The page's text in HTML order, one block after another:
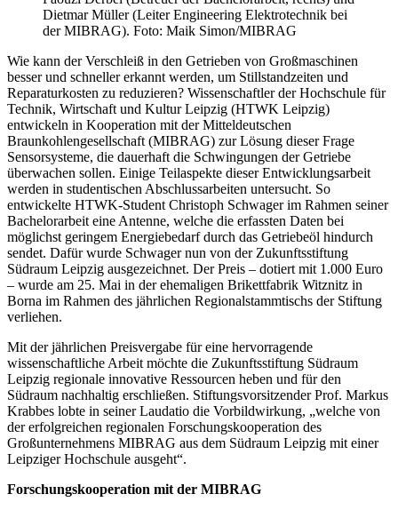
Dietmar Müller (Leiter Engineering Elektrotechnik bei
der MIBRAG). Foto: Maik Simon/MIBRAG
Wie kann der Verschleiß in den Getrieben von Großmaschinen
besser und schneller erkannt werden, um Stillstandzeiten und
Reparaturkosten zu reduzieren? Wissenschaftler der Hochschule für
Technik, Wirtschaft und Kultur Leipzig (HTWK Leipzig)
entwickeln in Kooperation mit der Mitteldeutschen
Braunkohlengesellschaft (MIBRAG) zur Lösung dieser Frage
Sensorsysteme, die dauerhaft die Schwingungen der Getriebe
überwachen sollen. Einige Teilaspekte dieser Entwicklungsarbeit
werden in studentischen Abschlussarbeiten untersucht. So
entwickelte HTWK-Student Christoph Schwager im Rahmen seiner
Bachelorarbeit eine Antenne, welche die erfassten Daten bei
möglichst geringem Energiebedarf durch das Getriebeöl hindurch
sendet. Dafür wurde Schwager nun von der Zukunftsstiftung
Südraum Leipzig ausgezeichnet. Der Preis – dotiert mit 1.000 Euro
– wurde am 25. Mai in der ehemaligen Brikettfabrik Witznitz in
Borna im Rahmen des jährlichen Regionalstammtischs der Stiftung
verliehen.
Mit der jährlichen Preisvergabe für eine hervorragende
wissenschaftliche Arbeit möchte die Zukunftsstiftung Südraum
Leipzig regionale innovative Ressourcen heben und für den
Südraum nachhaltig erschließen. Stiftungsvorsitzender Prof. Markus
Krabbes lobte in seiner Laudatio die Vorbildwirkung, „welche von
der erfolgreichen regionalen Forschungskooperation des
Großunternehmens MIBRAG aus dem Südraum Leipzig mit einer
Leipziger Hochschule ausgeht“.
Forschungskooperation mit der MIBRAG